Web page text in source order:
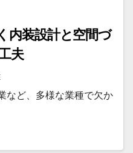
内装設計と空間づ
夫
など、多様な業種で欠か